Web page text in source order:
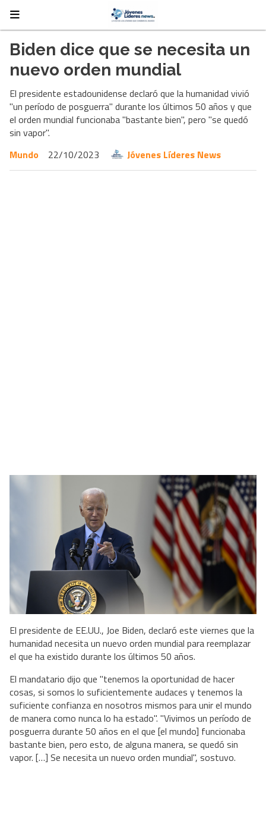
Biden dice que se necesita un
nuevo orden mundial
El presidente estadounidense declaró que la humanidad vivió
"un período de posguerra" durante los últimos 50 años y que
el orden mundial funcionaba "bastante bien", pero "se quedó
sin vapor".
Mundo
22/10/2023 Jóvenes Líderes News
El presidente de EE.UU., Joe Biden, declaró este viernes que la
humanidad necesita un nuevo orden mundial para reemplazar
el que ha existido durante los últimos 50 años.
El mandatario dijo que "tenemos la oportunidad de hacer
cosas, si somos lo suficientemente audaces y tenemos la
suficiente confianza en nosotros mismos para unir el mundo
de manera como nunca lo ha estado". "Vivimos un período de
posguerra durante 50 años en el que [el mundo] funcionaba
bastante bien, pero esto, de alguna manera, se quedó sin
vapor. […] Se necesita un nuevo orden mundial", sostuvo.